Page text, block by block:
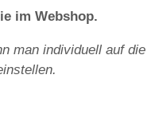
im Webshop.
man individuell auf die